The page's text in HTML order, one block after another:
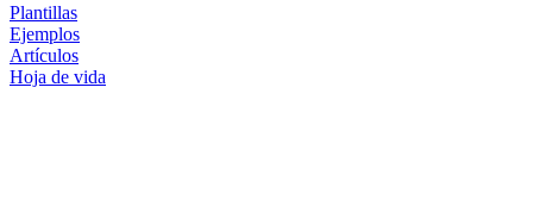
Plantillas
Ejemplos
Artículos
Hoja de vida